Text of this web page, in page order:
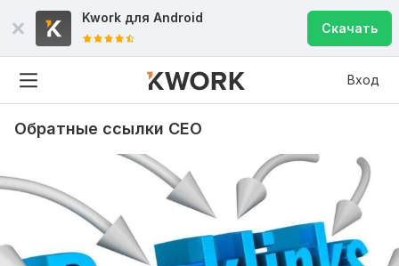
Kwork для Android
Скачать
Вход
Обратные ссылки СЕО